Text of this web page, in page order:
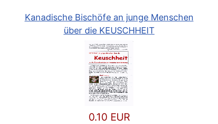
Kanadische Bischöfe an junge Menschen
über die KEUSCHHEIT
0.10 EUR